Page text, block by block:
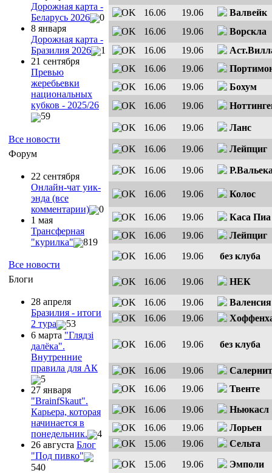
Дорожная карта -
Беларусь 2026
0
8 января
Дорожная карта -
Бразилия 2026
1
21 сентября
Превью
жеребьевки
национальных
кубков - 2025/26
59
Все новости
Форум
22 сентября
Онлайн-чат уик-
энда (все
комментарии)
0
1 мая
Трансферная
"курилка"
819
Все новости
Блоги
28 апреля
Бразилия - итоги
2 тура
53
6 марта "Глядзi
далёка".
Внутренние
правила для АК
5
27 января
"ВrainfSkaut".
Карьера, которая
начинается в
понедельник.
4
26 августа Блог
"Под пивко"
540
16.06 19.06
Валвейк
16.06
19.06
Ворскла
16.06
19.06
16.06
19.06
16.06
19.06
Бохум
16.06
19.06
16.06 19.06 Ланс
16.06 19.06 Лейпциг
16.06 19.06
16.06 19.06 Колос
16.06 19.06
Каса Пиа
16.06
19.06
Лейпциг
16.06
19.06 без клуба
16.06 19.06
НЕК
16.06
19.06
Валенсия
16.06
19.06
16.06 19.06 без клуба
16.06 19.06
16.06
19.06
Твенте
16.06
19.06
Ньюкасл
16.06
19.06
Лорьен
15.06
19.06
Сельта
15.06
19.06
Эмполи